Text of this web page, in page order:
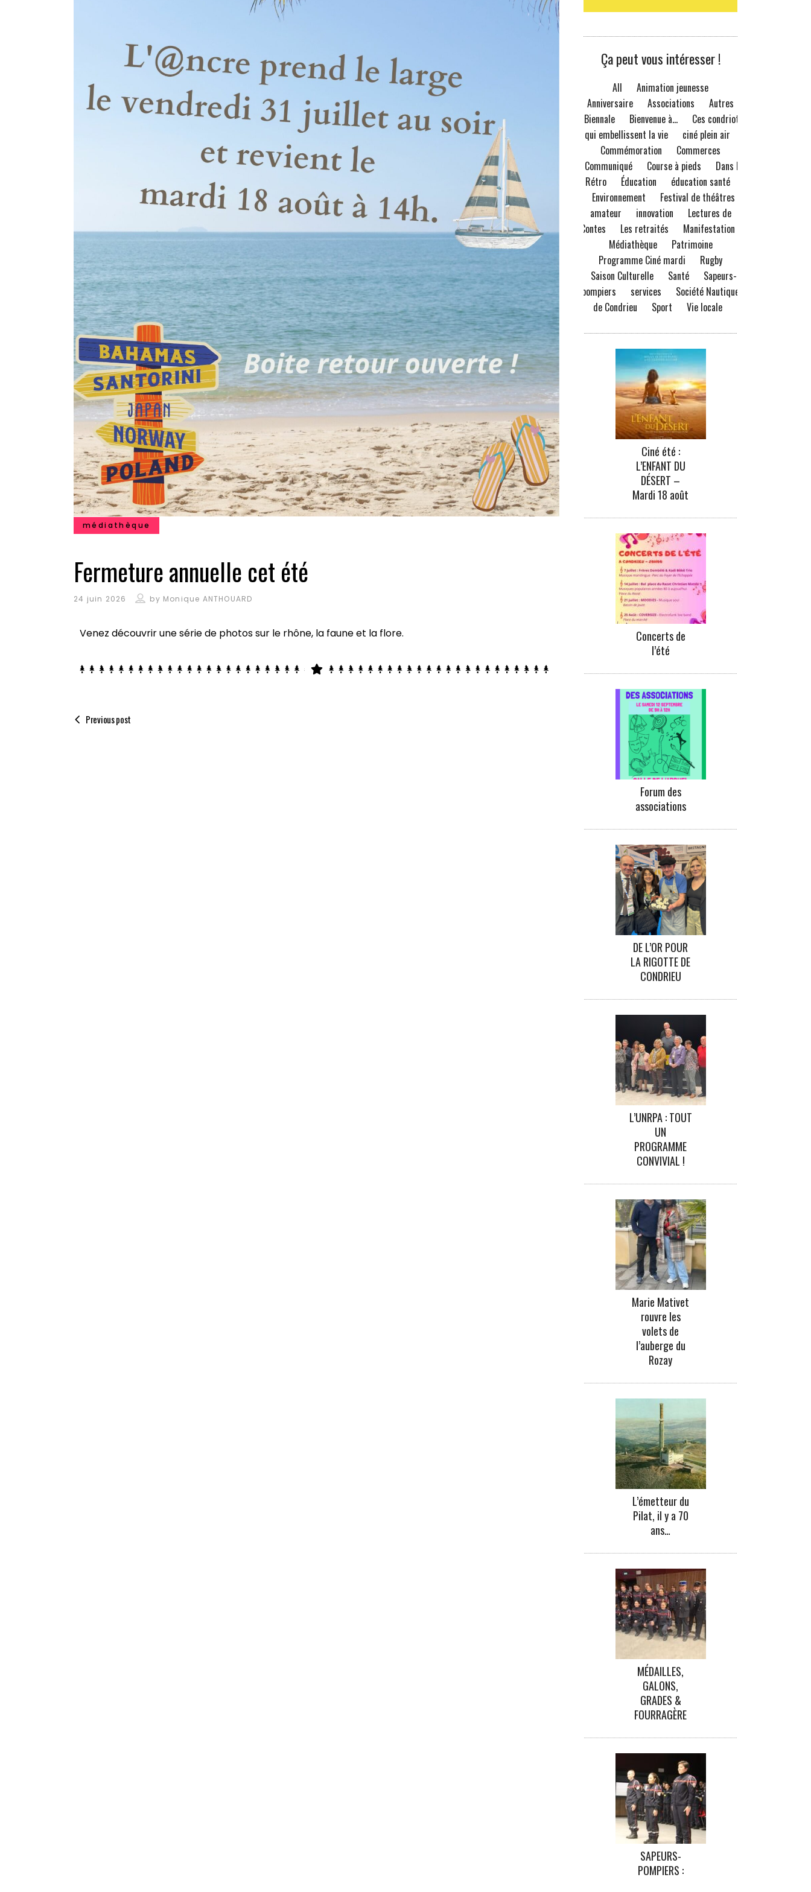
Biennale de sculpture
internationale Rives du
médiathèque
Fermeture annuelle cet été
24 juin 2026 by Monique ANTHOUARD
Venez découvrir une série de photos sur le rhône, la faune et la flore.
Previous post
Ça peut vous intéresser !
All
Animation jeunesse
Anniversaire
Associations
Autres
Biennale
Bienvenue à...
Ces condriots
qui embellissent la vie
ciné plein air
Commémoration
Commerces
Communiqué
Course à pieds
Dans le
Rétro
Éducation
éducation santé
Environnement
Festival de théâtres
amateur
innovation
Lectures de
Contes
Les retraités
Manifestation
Médiathèque
Patrimoine
Programme Ciné mardi
Rugby
Saison Culturelle
Santé
Sapeurs-
pompiers
services
Société Nautique
de Condrieu
Sport Vie locale
Ciné été :
L’ENFANT DU
DÉSERT –
Mardi 18 août
Concerts de
l’été
Forum des
associations
DE L’OR POUR
LA RIGOTTE DE
CONDRIEU
L’UNRPA : TOUT
UN
PROGRAMME
CONVIVIAL !
Marie Mativet
rouvre les
volets de
l’auberge du
Rozay
L’émetteur du
Pilat, il y a 70
ans…
MÉDAILLES,
GALONS,
GRADES &
FOURRAGÈRE
SAPEURS-
POMPIERS :